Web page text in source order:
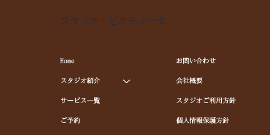
スタジオ・ピオティータ
お問い合わせ
会社概要
スタジオご利用方針
個人情報保護方針
Home
スタジオ紹介
サービス一覧
ご予約